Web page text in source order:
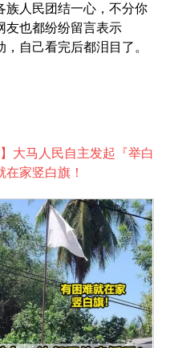
族人民团结一心，不分你
友也都纷纷留言表示
自己看完后都泪目了。
】大马人民自主发起『举白
家竖白旗！